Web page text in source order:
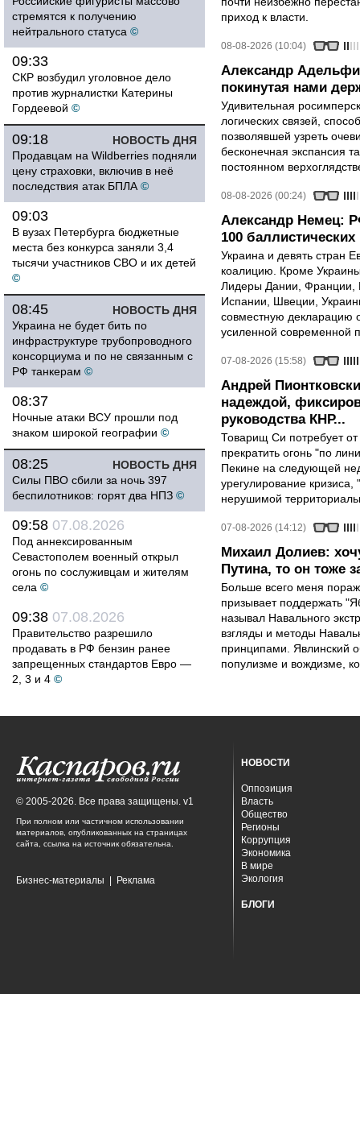
стремятся к получению
нейтрального статуса ©
09:33
СКР возбудил уголовное дело
против журналистки Катерины
Гордеевой ©
НОВОСТЬ ДНЯ
09:18
Продавцам на Wildberries подняли
цену страховки, включив в неё
последствия атак БПЛА ©
09:03
В вузах Петербурга бюджетные
места без конкурса заняли 3,4
тысячи участников СВО и их детей
©
НОВОСТЬ ДНЯ
08:45
Украина не будет бить по
инфраструктуре трубопроводного
консорциума и по не связанным с
РФ танкерам ©
08:37
Ночные атаки ВСУ прошли под
знаком широкой географии ©
НОВОСТЬ ДНЯ
08:25
Силы ПВО сбили за ночь 397
беспилотников: горят два НПЗ ©
09:58 07.08.2026
Под аннексированным
Севастополем военный открыл
огонь по сослуживцам и жителям
села ©
09:38 07.08.2026
Правительство разрешило
продавать в РФ бензин ранее
запрещенных стандартов Евро —
2, 3 и 4 ©
приход к власти.
08-08-2026 (10:04)
Александр
покинутая нами
Удивительная
логических связей,
позволявшей узреть
бесконечная экспансия
постоянном
08-08-2026 (00:24)
Александр Немец:
100 баллистических
Украина и девять стран
коалицию. Кроме
Лидеры Дании, Франции,
Испании, Швеции,
совместную декларацию
усиленной современной
07-08-2026 (15:58)
Андрей
надеждой,
руководства КНР...
Товарищ Си потребует
прекратить огонь "по
Пекине на следующей
урегулирование
нерушимой
07-08-2026 (14:12)
Михаил Долиев:
Путина, то он тоже
Больше всего меня
призывает поддержать
называл Навального
взгляды и методы
принципами. Явлинский
популизме и вождизме,
© 2005-2026. Все права защищены. v1
При полном или частичном использовании
материалов, опубликованных на страницах
сайта, ссылка на источник обязательна.
Бизнес-материалы Реклама
НОВОСТИ
Оппозиция
Власть
Общество
Регионы
Коррупция
Экономика
В мире
Экология
БЛОГИ